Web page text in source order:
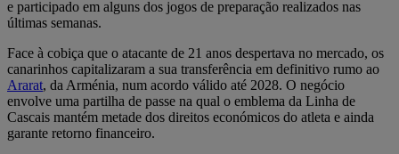
e participado em alguns dos jogos de preparação realizados nas
últimas semanas.
Face à cobiça que o atacante de 21 anos despertava no mercado, os
canarinhos capitalizaram a sua transferência em definitivo rumo ao
Ararat, da Arménia, num acordo válido até 2028. O negócio
envolve uma partilha de passe na qual o emblema da Linha de
Cascais mantém metade dos direitos económicos do atleta e ainda
garante retorno financeiro.